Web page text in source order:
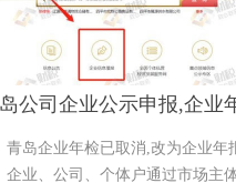
公司企业公示申报,企业
青岛企业年检已取消,改为企业年
企业、公司、个体户通过市场主